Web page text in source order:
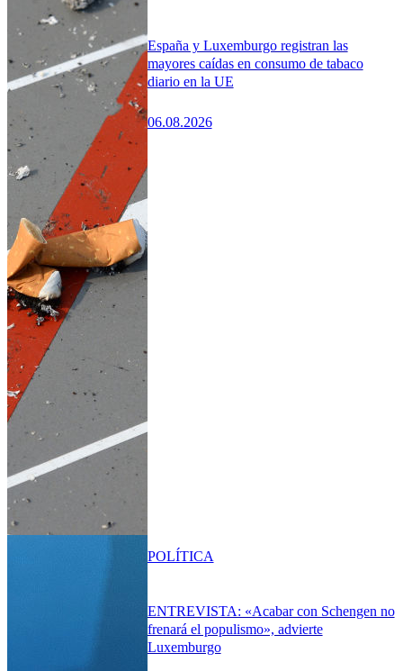
España y Luxemburgo registran las
mayores caídas en consumo de tabaco
diario en la UE
06.08.2026
ENTREVISTA: «Acabar con Schengen no
frenará el populismo», advierte
Luxemburgo
POLÍTICA